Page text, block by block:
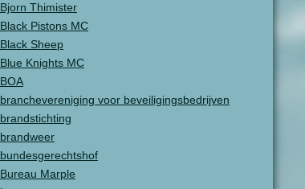
Bjorn Thimister
Black Pistons MC
Black Sheep
Blue Knights MC
BOA
branchevereniging voor beveiligingsbedrijven
brandstichting
brandweer
bundesgerechtshof
Bureau Marple